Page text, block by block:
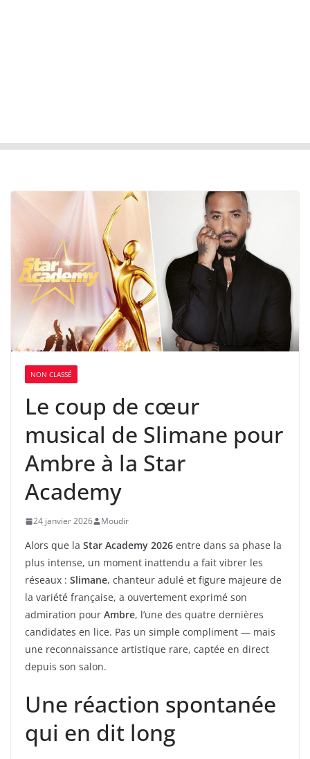
NON CLASSÉ
Le coup de cœur
musical de Slimane pour
Ambre à la Star
Academy
24 janvier 2026 Moudir
Alors que la Star Academy 2026 entre dans sa phase la
plus intense, un moment inattendu a fait vibrer les
réseaux : Slimane, chanteur adulé et figure majeure de
la variété française, a ouvertement exprimé son
admiration pour Ambre, l’une des quatre dernières
candidates en lice. Pas un simple compliment — mais
une reconnaissance artistique rare, captée en direct
depuis son salon.
Une réaction spontanée
qui en dit long